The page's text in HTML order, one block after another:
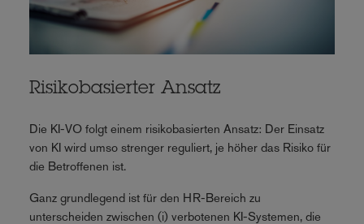
Risikobasierter Ansatz
Die KI-VO folgt einem risikobasierten Ansatz: Der Einsatz
von KI wird umso strenger reguliert, je höher das Risiko für
die Betroffenen ist.
Ganz grundlegend ist für den HR-Bereich zu
unterscheiden zwischen (i) verbotenen KI-Systemen, die